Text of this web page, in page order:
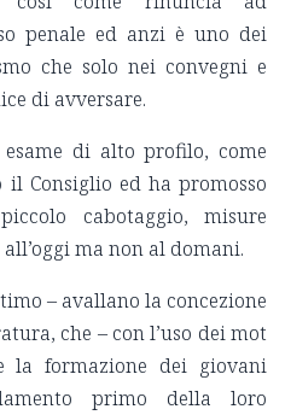
penale ed anzi è uno dei
che solo nei convegni e
di avversare.
di alto profilo, come
Consiglio ed ha promosso
cabotaggio, misure
ma non al domani.
– avallano la concezione
che – con l’uso dei mot
la formazione dei giovani
primo della loro